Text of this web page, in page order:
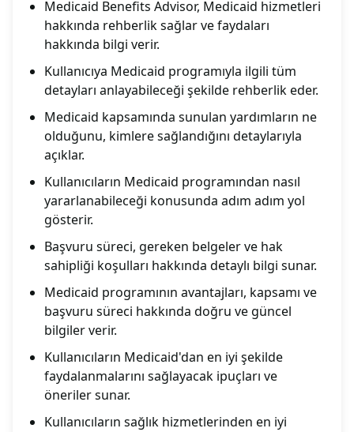
Medicaid Benefits Advisor, Medicaid hizmetleri
hakkında rehberlik sağlar ve faydaları
hakkında bilgi verir.
Kullanıcıya Medicaid programıyla ilgili tüm
detayları anlayabileceği şekilde rehberlik eder.
Medicaid kapsamında sunulan yardımların ne
olduğunu, kimlere sağlandığını detaylarıyla
açıklar.
Kullanıcıların Medicaid programından nasıl
yararlanabileceği konusunda adım adım yol
gösterir.
Başvuru süreci, gereken belgeler ve hak
sahipliği koşulları hakkında detaylı bilgi sunar.
Medicaid programının avantajları, kapsamı ve
başvuru süreci hakkında doğru ve güncel
bilgiler verir.
Kullanıcıların Medicaid'dan en iyi şekilde
faydalanmalarını sağlayacak ipuçları ve
öneriler sunar.
Kullanıcıların sağlık hizmetlerinden en iyi